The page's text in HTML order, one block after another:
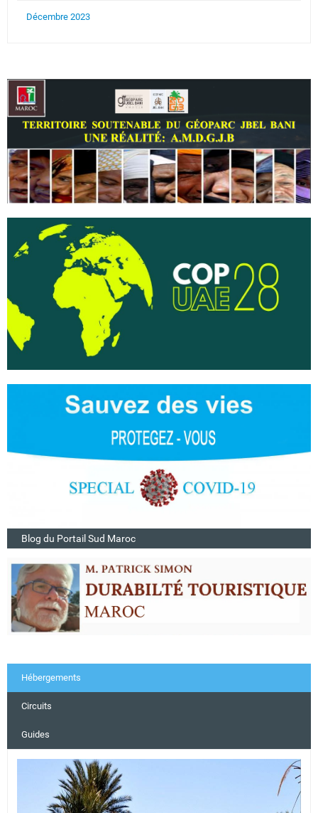
Décembre 2023
Blog du Portail Sud Maroc
Hébergements
Circuits
Guides